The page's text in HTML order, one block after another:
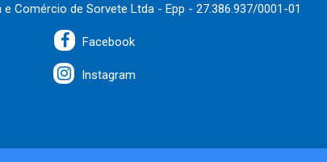
Comércio de Sorvete Ltda - Epp - 27.386.937/0001-01
Facebook
Instagram